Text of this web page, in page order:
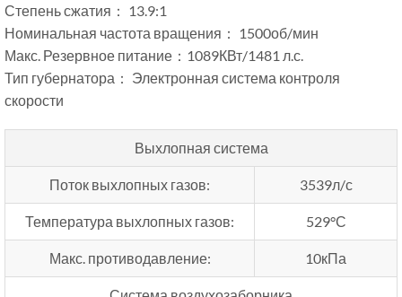
Степень сжатия： 13.9:1
Номинальная частота вращения： 1500об/мин
Макс. Резервное питание：1089КВт/1481 л.с.
Тип губернатора： Электронная система контроля
скорости
Выхлопная система
Поток выхлопных газов: 3539л/с
Температура выхлопных газов: 529°С
Макс. противодавление: 10кПа